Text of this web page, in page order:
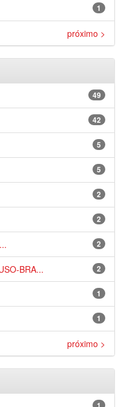
1
próximo >
49
42
5
5
2
2
2
2
BRA...
1
1
próximo >